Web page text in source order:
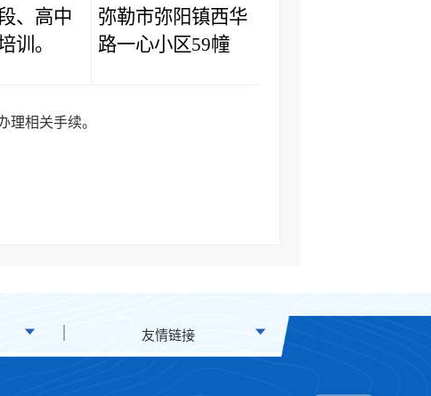
、高中
训。
弥勒市弥阳镇西华
路一心小区59幢
相关手续。
友情链接